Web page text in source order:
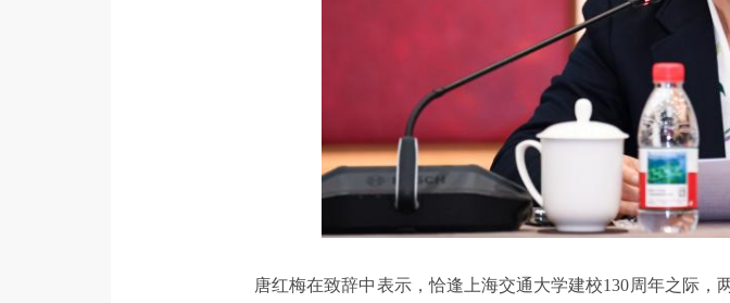
唐红梅在致辞中表示，恰逢上海交通大学建校130周年之际